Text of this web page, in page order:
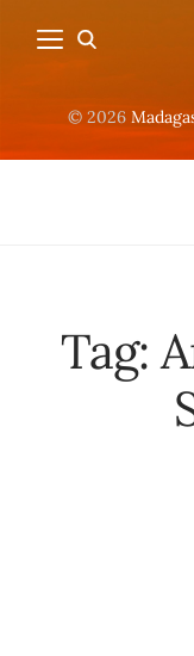
© 2026
Tag: